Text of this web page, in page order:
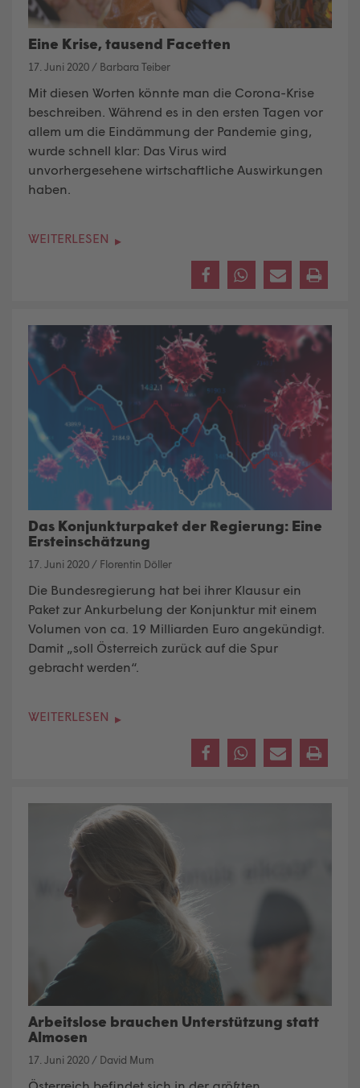
Eine Krise, tausend Facetten
17. Juni 2020 / Barbara Teiber
Mit diesen Worten könnte man die Corona-Krise
beschreiben. Während es in den ersten Tagen vor
allem um die Eindämmung der Pandemie ging,
wurde schnell klar: Das Virus wird
unvorhergesehene wirtschaftliche Auswirkungen
haben.
WEITERLESEN
Das Konjunkturpaket der Regierung: Eine
Ersteinschätzung
17. Juni 2020 / Florentin Döller
Die Bundesregierung hat bei ihrer Klausur ein
Paket zur Ankurbelung der Konjunktur mit einem
Volumen von ca. 19 Milliarden Euro angekündigt.
Damit „soll Österreich zurück auf die Spur
gebracht werden“.
WEITERLESEN
Arbeitslose brauchen Unterstützung statt
Almosen
17. Juni 2020 / David Mum